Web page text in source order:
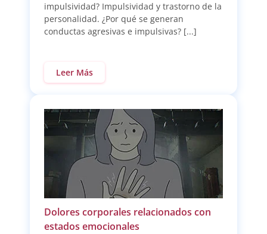
impulsividad? Impulsividad y trastorno de la
personalidad. ¿Por qué se generan
conductas agresivas e impulsivas? [...]
Leer Más
Dolores corporales relacionados con
estados emocionales